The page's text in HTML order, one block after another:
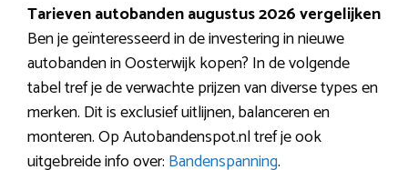
Tarieven autobanden augustus 2026 vergelijken
Ben je geïnteresseerd in de investering in nieuwe
autobanden in Oosterwijk kopen? In de volgende
tabel tref je de verwachte prijzen van diverse types en
merken. Dit is exclusief uitlijnen, balanceren en
monteren. Op Autobandenspot.nl tref je ook
uitgebreide info over: Bandenspanning.